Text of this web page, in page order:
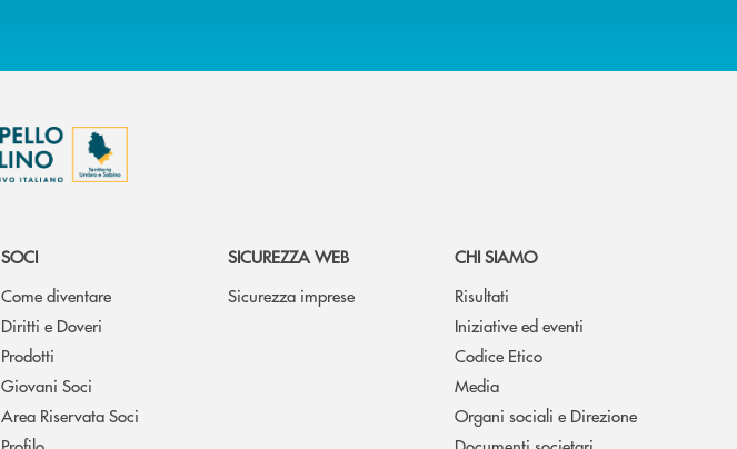
SOCI
Come diventare
Diritti e Doveri
Prodotti
Giovani Soci
Area Riservata Soci
SICUREZZA WEB
Sicurezza imprese
CHI SIAMO
Risultati
Iniziative ed eventi
Codice Etico
Media
Organi sociali e Direzione